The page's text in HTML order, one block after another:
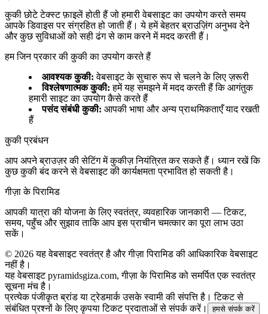
कुकी छोटे टेक्स्ट फ़ाइलें होती हैं जो हमारी वेबसाइट का उपयोग करते समय
आपके डिवाइस पर संग्रहित हो जाती हैं। ये हमें बेहतर ब्राउज़िंग अनुभव देने
और कुछ सुविधाओं को सही ढंग से काम करने में मदद करती हैं।
हम जिन प्रकार की कुकी का उपयोग करते हैं
आवश्यक कुकी: वेबसाइट के सुचारु रूप से चलने के लिए ज़रूरी
विश्लेषणात्मक कुकी: हमें यह समझने में मदद करती हैं कि आगंतुक
हमारी साइट का उपयोग कैसे करते हैं
पसंद संबंधी कुकी: आपकी भाषा और अन्य प्राथमिकताएँ याद रखती
हैं
कुकी प्रबंधन
आप अपने ब्राउज़र की सेटिंग में कुकीज़ नियंत्रित कर सकते हैं। ध्यान रखें कि
कुछ कुकी बंद करने से वेबसाइट की कार्यक्षमता प्रभावित हो सकती है।
गीज़ा के पिरामिड
आपकी यात्रा की योजना के लिए स्वतंत्र, व्यवहारिक जानकारी — टिकट,
समय, पहुँच और सुझाव ताकि आप इस प्राचीन चमत्कार का पूरा लाभ उठा
सकें।
© 2026 यह वेबसाइट स्वतंत्र है और गीज़ा पिरामिड की आधिकारिक वेबसाइट
नहीं है।
यह वेबसाइट pyramidsgiza.com, गीज़ा के पिरामिड को समर्पित एक स्वतंत्र
सूचना मंच है।
प्रत्येक पंजीकृत ब्रांड या ट्रेडमार्क उसके स्वामी की संपत्ति है। टिकट से
संबंधित प्रश्नों के लिए कृपया टिकट प्रदाताओं से संपर्क करें।
हमसे संपर्क करें